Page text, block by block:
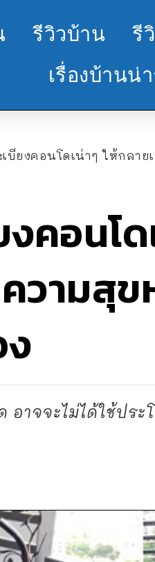
รีวิวบ้าน รี
เรื่องบ้านน่
บียงคอนโดเน่าๆ ให้กลาย
คอนโ
วามสุข
าจจะไม่ได้ใช้ประ